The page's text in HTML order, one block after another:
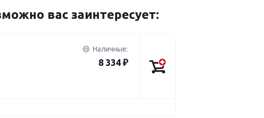
вас заинтересует:
Наличные:
8 334 ₽